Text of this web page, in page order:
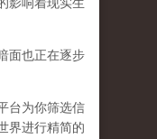
面也正在逐步
台为你筛选信
界进行精简的